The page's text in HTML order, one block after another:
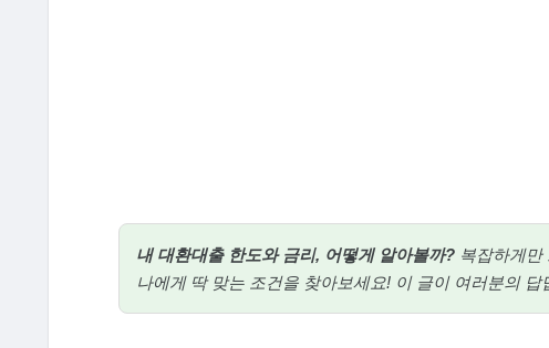
내 대환대출 한도와 금리, 어떻게 알아볼까? 복잡하게만
나에게 딱 맞는 조건을 찾아보세요! 이 글이 여러분의